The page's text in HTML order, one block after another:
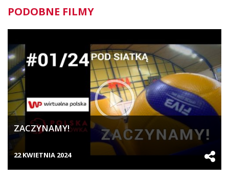
PODOBNE FILMY
ZACZYNAMY!
22 KWIETNIA 2024